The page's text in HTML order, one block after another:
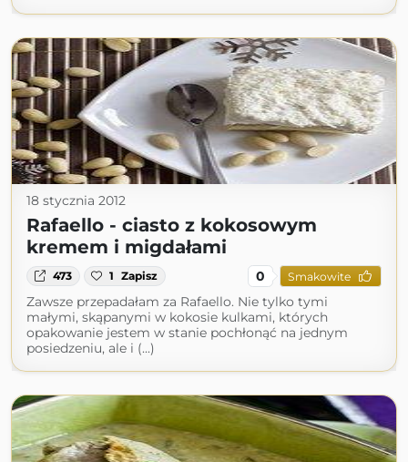
18 stycznia 2012
Rafaello - ciasto z kokosowym
kremem i migdałami
473 1 Zapisz 0 Smakowite
Zawsze przepadałam za Rafaello. Nie tylko tymi
małymi, skąpanymi w kokosie kulkami, których
opakowanie jestem w stanie pochłonąć na jednym
posiedzeniu, ale i (...)